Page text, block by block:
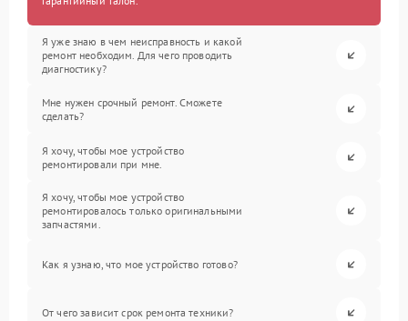
Я уже знаю в чем неисправность и какой
ремонт необходим. Для чего проводить
диагностику?
Мне нужен срочный ремонт. Сможете
сделать?
Я хочу, чтобы мое устройство
ремонтировали при мне.
Я хочу, чтобы мое устройство
ремонтировалось только оригинальными
запчастями.
Как я узнаю, что мое устройство готово?
От чего зависит срок ремонта техники?